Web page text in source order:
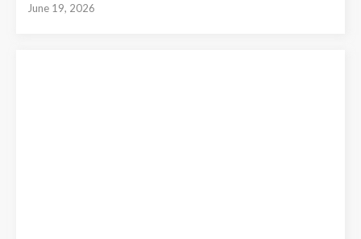
June 19, 2026